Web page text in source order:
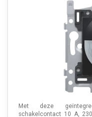
Met deze
schakelcontact 10 A,